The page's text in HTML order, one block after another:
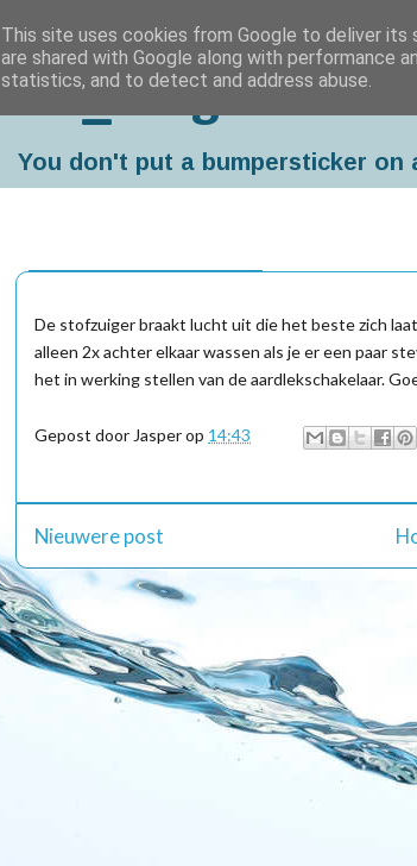
Da_Blog
You don't put a bumpersticker on
De stofzuiger braakt lucht uit die het beste zich
alleen 2x achter elkaar wassen als je er een paar
het in werking stellen van de aardlekschakelaar.
Gepost door Jasperop 14:43
Nieuwere post
This site uses cookies from Google to deliver its
are shared with Google along with performance
statistics, and to detect and address abuse.